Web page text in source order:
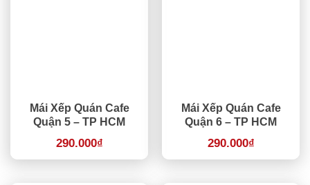
Mái Xếp Quán Cafe
Quận 5 – TP HCM
290.000₫
Mái Xếp Quán Cafe
Quận 6 – TP HCM
290.000₫